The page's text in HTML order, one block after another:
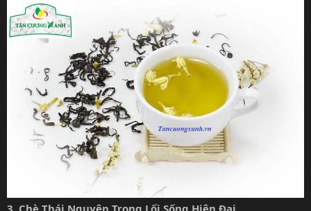
3. Chè Thái Nguyên Trong Lối Sống Hiện Đại